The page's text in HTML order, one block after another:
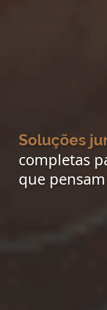
Soluções
completas
que